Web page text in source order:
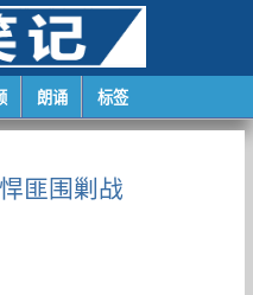
朗诵 标签
匪围剿战